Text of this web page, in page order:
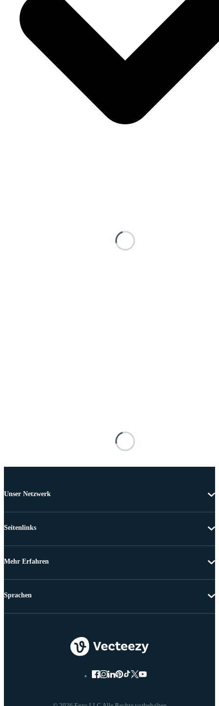
Unser Netzwerk
Seitenlinks
Mehr Erfahren
Sprachen